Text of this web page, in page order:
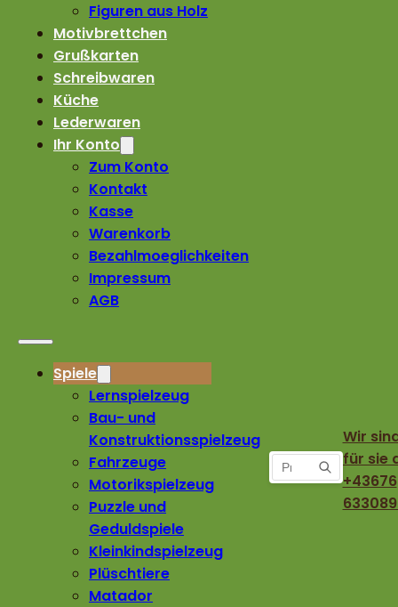
Figuren aus Holz
Motivbrettchen
Grußkarten
Schreibwaren
Küche
Lederwaren
Ihr Konto
Zum Konto
Kontakt
Kasse
Warenkorb
Bezahlmoeglichkeiten
Impressum
AGB
Spiele
Lernspielzeug
Bau- und
Konstruktionsspielzeug
Fahrzeuge
Motorikspielzeug
Puzzle und
Geduldspiele
Kleinkindspielzeug
Plüschtiere
Matador
Wir
für sie
+43676